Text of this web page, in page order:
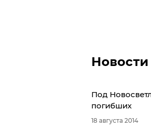
Под
погибших
18 августа 2014